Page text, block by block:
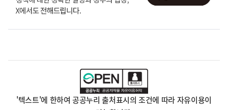
'텍스트'에 한하여 공공누리 출처표시의 조건에 따라 자유이용이